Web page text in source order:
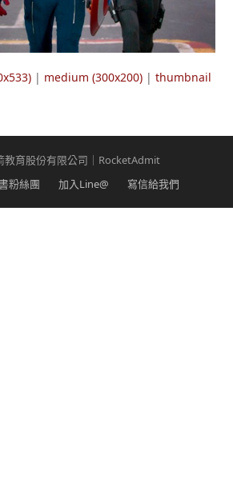
| medium (300x200) |thumbnail
教育股份有限公司｜RocketAdmit
粉絲團 加入Line@ 寫信給我們